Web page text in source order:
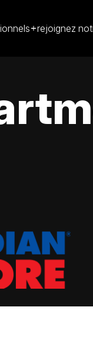
rejoignez